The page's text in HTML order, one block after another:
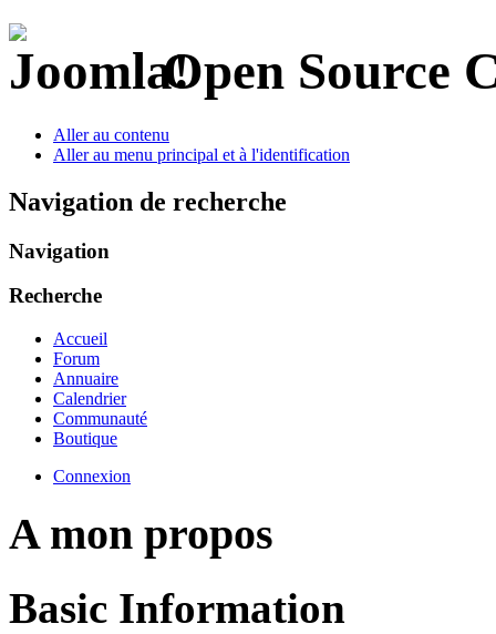
Open Source
Aller au contenu
Aller au menu principal et à l'identification
Navigation de recherche
Navigation
Recherche
Accueil
Forum
Annuaire
Calendrier
Communauté
Boutique
Connexion
A mon propos
Basic Information